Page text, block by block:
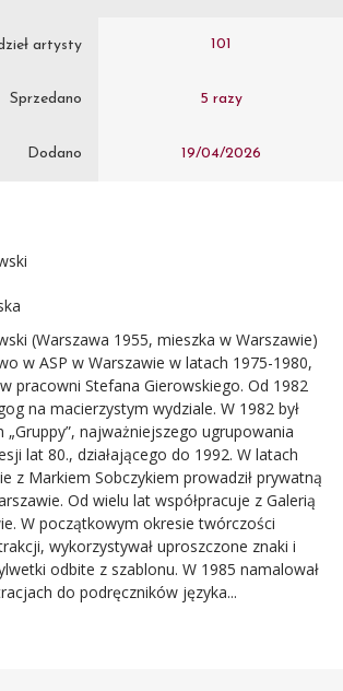
artysty 101
Sprzedano 5 razy
Dodano 19/04/2026
(Warszawa 1955, mieszka w Warszawie)
w ASP w Warszawie w latach 1975-1980,
pracowni Stefana Gierowskiego. Od 1982
na macierzystym wydziale. W 1982 był
„Gruppy”, najważniejszego ugrupowania
lat 80., działającego do 1992. W latach
z Markiem Sobczykiem prowadził prywatną
Od wielu lat współpracuje z Galerią
W początkowym okresie twórczości
wykorzystywał uproszczone znaki i
odbite z szablonu. W 1985 namalował
do podręczników języka...